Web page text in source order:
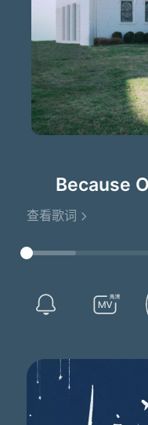
Because
查看歌词